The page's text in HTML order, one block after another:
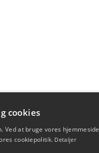
cookies
Ved at bruge vores hjemmeside
cookiepolitik. Detaljer